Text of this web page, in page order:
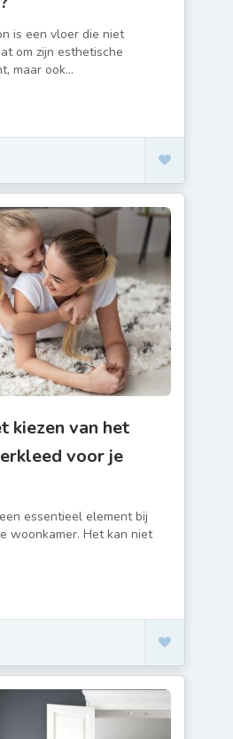
is een vloer die niet
om zijn esthetische
maar ook...
kiezen van het
voor je
essentieel element bij
woonkamer. Het kan niet